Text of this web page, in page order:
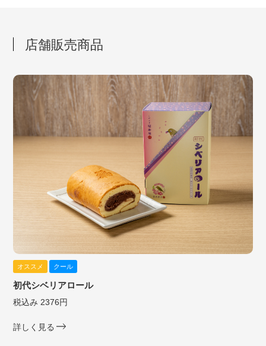
店舗販売商品
オススメ クール
初代シベリアロール
税込み 2376円
詳しく見る